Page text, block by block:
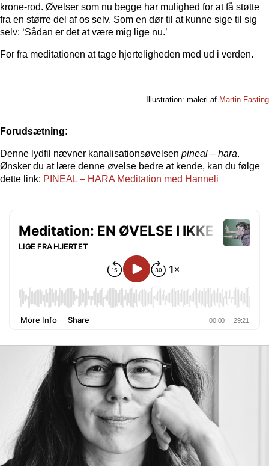
krone-rod. Øvelser som nu begge har mulighed for at få støtte
fra en større del af os selv. Som en dør til at kunne sige til sig
selv: ‘Sådan er det at være mig lige nu.’
For fra meditationen at tage hjerteligheden med ud i verden.
Illustration: maleri af Martin Fasting
Forudsætning:
Denne lydfil nævner kanalisationsøvelsen pineal – hara.
Ønsker du at lære denne øvelse bedre at kende, kan du følge
dette link: PINEAL – HARA Meditation med Hanneli